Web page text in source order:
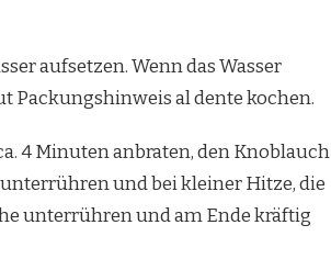
aufsetzen. Wenn das Wasser
Packungshinweis al dente kochen.
4 Minuten anbraten, den Knoblauch
und bei kleiner Hitze, die
unterrühren und am Ende kräftig